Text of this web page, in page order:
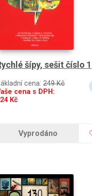
šípy, sešit číslo 1
cena: 249 Kč
cena s DPH:
Kč
Vyprodáno